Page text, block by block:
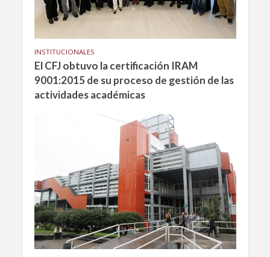
INSTITUCIONALES
El CFJ obtuvo la certificación IRAM
9001:2015 de su proceso de gestión de las
actividades académicas